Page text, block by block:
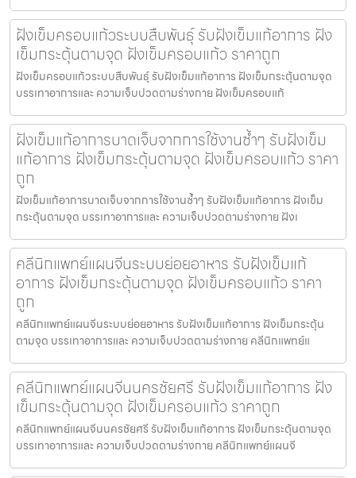
ฝังเข็มครอบแก้วระบบสืบพันธุ์ รับฝังเข็มแก้อาการ ฝัง
เข็มกระตุ้นตามจุด ฝังเข็มครอบแก้ว ราคาถูก
ฝังเข็มครอบแก้วระบบสืบพันธุ์ รับฝังเข็มแก้อาการ ฝังเข็มกระตุ้นตามจุด
บรรเทาอาการและ ความเจ็บปวดตามร่างกาย ฝังเข็มครอบแก้
ฝังเข็มแก้อาการบาดเจ็บจากการใช้งานซ้ำๆ รับฝังเข็ม
แก้อาการ ฝังเข็มกระตุ้นตามจุด ฝังเข็มครอบแก้ว ราคา
ถูก
ฝังเข็มแก้อาการบาดเจ็บจากการใช้งานซ้ำๆ รับฝังเข็มแก้อาการ ฝังเข็ม
กระตุ้นตามจุด บรรเทาอาการและ ความเจ็บปวดตามร่างกาย ฝังเ
คลีนิกแพทย์แผนจีนระบบย่อยอาหาร รับฝังเข็มแก้
อาการ ฝังเข็มกระตุ้นตามจุด ฝังเข็มครอบแก้ว ราคา
ถูก
คลีนิกแพทย์แผนจีนระบบย่อยอาหาร รับฝังเข็มแก้อาการ ฝังเข็มกระตุ้น
ตามจุด บรรเทาอาการและ ความเจ็บปวดตามร่างกาย คลีนิกแพทย์แ
คลีนิกแพทย์แผนจีนนครชัยศรี รับฝังเข็มแก้อาการ ฝัง
เข็มกระตุ้นตามจุด ฝังเข็มครอบแก้ว ราคาถูก
คลีนิกแพทย์แผนจีนนครชัยศรี รับฝังเข็มแก้อาการ ฝังเข็มกระตุ้นตามจุด
บรรเทาอาการและ ความเจ็บปวดตามร่างกาย คลีนิกแพทย์แผนจี